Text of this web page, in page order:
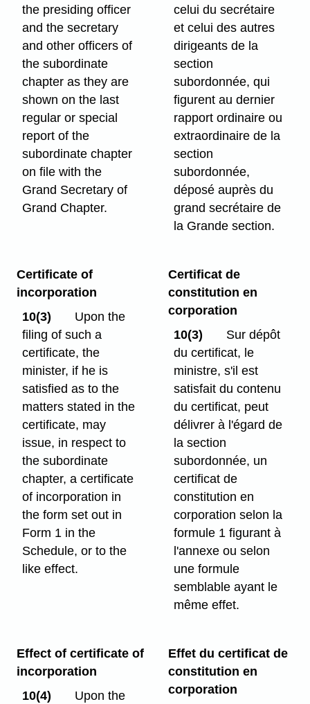
the presiding officer
and the secretary
and other officers of
the subordinate
chapter as they are
shown on the last
regular or special
report of the
subordinate chapter
on file with the
Grand Secretary of
Grand Chapter.
celui du secrétaire
et celui des autres
dirigeants de la
section
subordonnée, qui
figurent au dernier
rapport ordinaire ou
extraordinaire de la
section
subordonnée,
déposé auprès du
grand secrétaire de
la Grande section.
Certificate of
incorporation
10(3)
Upon the
filing of such a
certificate, the
minister, if he is
satisfied as to the
matters stated in the
certificate, may
issue, in respect to
the subordinate
chapter, a certificate
of incorporation in
the form set out in
Form 1 in the
Schedule, or to the
like effect.
Certificat de
constitution en
corporation
10(3)
Sur dépôt
du certificat, le
ministre, s'il est
satisfait du contenu
du certificat, peut
délivrer à l'égard de
la section
subordonnée, un
certificat de
constitution en
corporation selon la
formule 1 figurant à
l'annexe ou selon
une formule
semblable ayant le
même effet.
Effect of certificate of
incorporation
10(4)
Upon the
Effet du certificat de
constitution en
corporation